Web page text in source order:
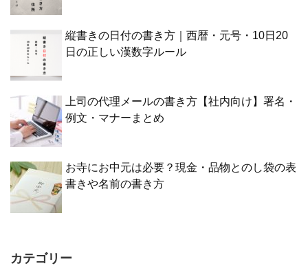
縦書きの日付の書き方｜西暦・元号・10日20
日の正しい漢数字ルール
上司の代理メールの書き方【社内向け】署名・
例文・マナーまとめ
お寺にお中元は必要？現金・品物とのし袋の表
書きや名前の書き方
カテゴリー